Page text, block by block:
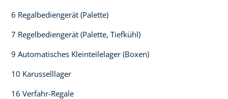
6 Regalbediengerät (Palette)​
7 Regelbediengerät (Palette, Tiefkühl)​
9 Automatisches Kleinteilelager (Boxen)​
10 Karusselllager​
16 Verfahr-Regale